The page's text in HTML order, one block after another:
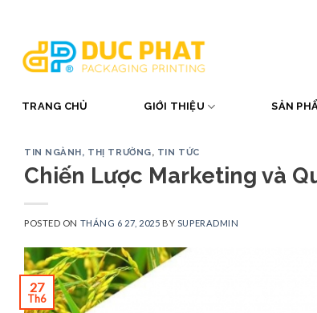
content
TRANG CHỦ GIỚI THIỆU SẢN
TIN NGÀNH, THỊ TRƯỜNG, TIN TỨC
Chiến Lược Marketing và
POSTED ON THÁNG 6 27, 2025 BY SUPERADMIN
27
Th6